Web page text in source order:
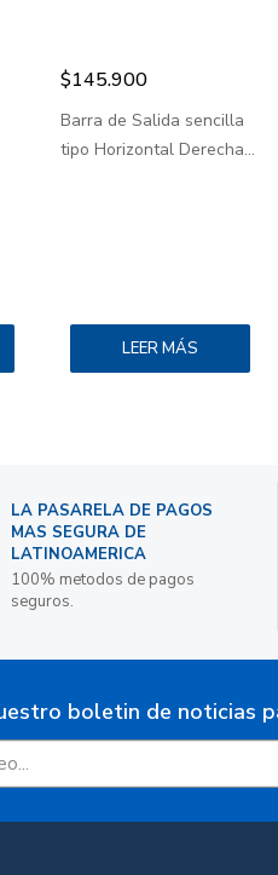
$145.900
Barra de Salida sencilla
tipo Horizontal Derecha...
LEER MÁS
LA PASARELA DE PAGOS
MAS SEGURA DE
LATINOAMERICA
100% metodos de pagos
seguros.
boletin de noticias